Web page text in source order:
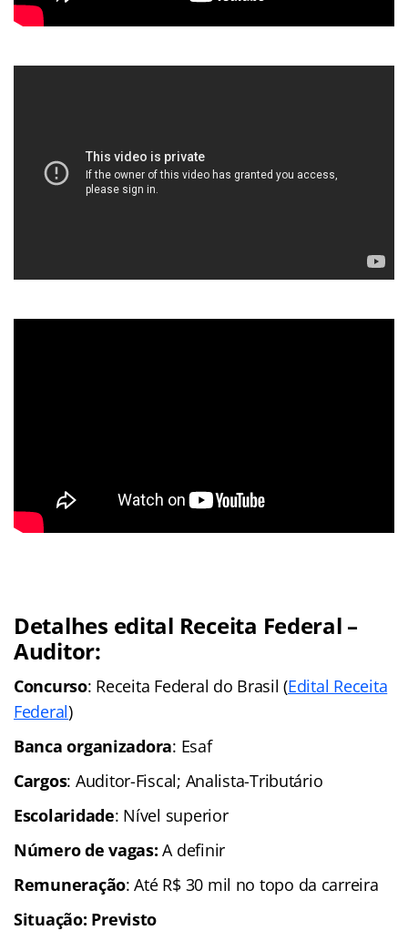
Detalhes edital Receita Federal –
Auditor:
Concurso: Receita Federal do Brasil (Edital Receita
Federal)
Banca organizadora: Esaf
Cargos: Auditor-Fiscal; Analista-Tributário
Escolaridade: Nível superior
Número de vagas: A definir
Remuneração: Até R$ 30 mil no topo da carreira
Situação: Previsto